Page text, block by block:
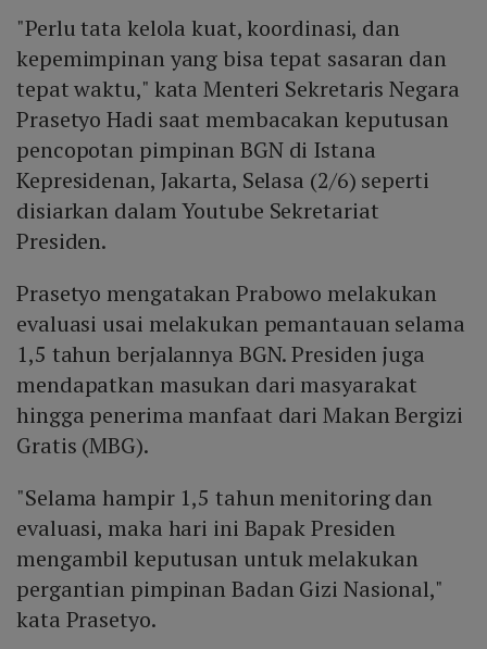
"Perlu tata kelola kuat, koordinasi, dan
kepemimpinan yang bisa tepat sasaran dan
tepat waktu," kata Menteri Sekretaris Negara
Prasetyo Hadi saat membacakan keputusan
pencopotan pimpinan BGN di Istana
Kepresidenan, Jakarta, Selasa (2/6) seperti
disiarkan dalam Youtube Sekretariat
Presiden.
Prasetyo mengatakan Prabowo melakukan
evaluasi usai melakukan pemantauan selama
1,5 tahun berjalannya BGN. Presiden juga
mendapatkan masukan dari masyarakat
hingga penerima manfaat dari Makan Bergizi
Gratis (MBG).
"Selama hampir 1,5 tahun menitoring dan
evaluasi, maka hari ini Bapak Presiden
mengambil keputusan untuk melakukan
pergantian pimpinan Badan Gizi Nasional,"
kata Prasetyo.